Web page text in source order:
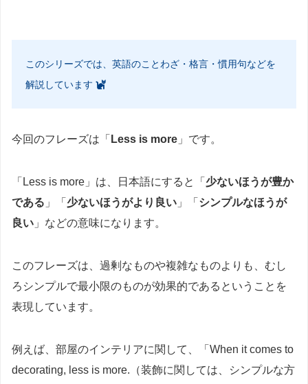
このシリーズでは、英語のことわざ・格言・慣用句などを
解説しています
今回のフレーズは「 Less is more 」です。
「Less is more」は、日本語にすると「 少ないほうが豊か
である 」「 少ないほうがより良い 」「 シンプルなほうが
良い 」などの意味になります。
このフレーズは、過剰なものや複雑なものよりも、むし
ろシンプルで最小限のものが効果的であるということを
表現しています。
例えば、部屋のインテリアに関して、「When it comes to
decorating, less is more.（装飾に関しては、シンプルな方